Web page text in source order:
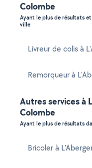
Colombe
Ayant le plus de résultats
ville
Livreur de colis à
Remorqueur à
Autres services à
Colombe
Ayant le plus de résultats
Bricoler à